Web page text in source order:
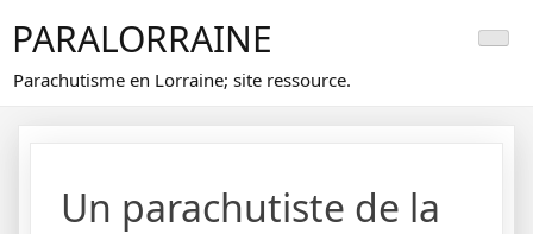
content
PARALORRAINE
Parachutisme en Lorraine; site ressource.
Un parachutiste de la